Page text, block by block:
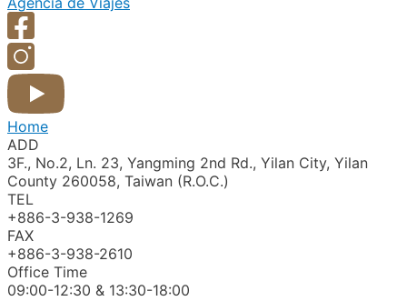
Home
ADD
3F., No.2, Ln. 23, Yangming 2nd Rd., Yilan City, Yilan
County 260058, Taiwan (R.O.C.)
TEL
+886-3-938-1269​
FAX
+886-3-938-2610
Office Time
09:00-12:30 & 13:30-18:00